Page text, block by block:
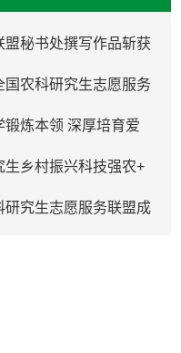
盟秘书处撰写作品斩获
国农科研究生志愿服务
锻炼本领 深厚培育爱
生乡村振兴科技强农+
研究生志愿服务联盟成